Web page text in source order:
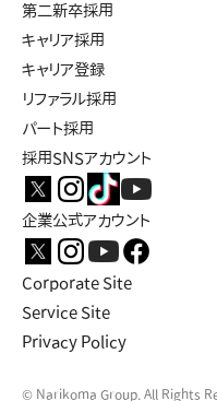
第二新卒採用
キャリア採用
キャリア登録
リファラル採用
パート採用
採用SNSアカウント
企業公式アカウント
Corporate Site
Service Site
Privacy Policy
© Narikoma Group. All Rights